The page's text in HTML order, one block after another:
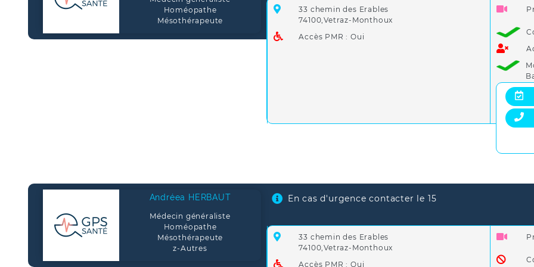
Homéopathe
Mésothérapeute
33 chemin des Erables
74100,Vetraz-Monthoux
Accès PMR : Oui
Andréea HERBAUT
Médecin généraliste
Homéopathe
Mésothérapeute
z-Autres
En cas d'urgence contacter le 15
33 chemin des Erables
74100,Vetraz-Monthoux
Accès PMR : Oui